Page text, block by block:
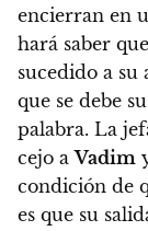
encierran en
hará saber
sucedido a su
que se debe
palabra. La
cejo aVadim
condición de
es que su